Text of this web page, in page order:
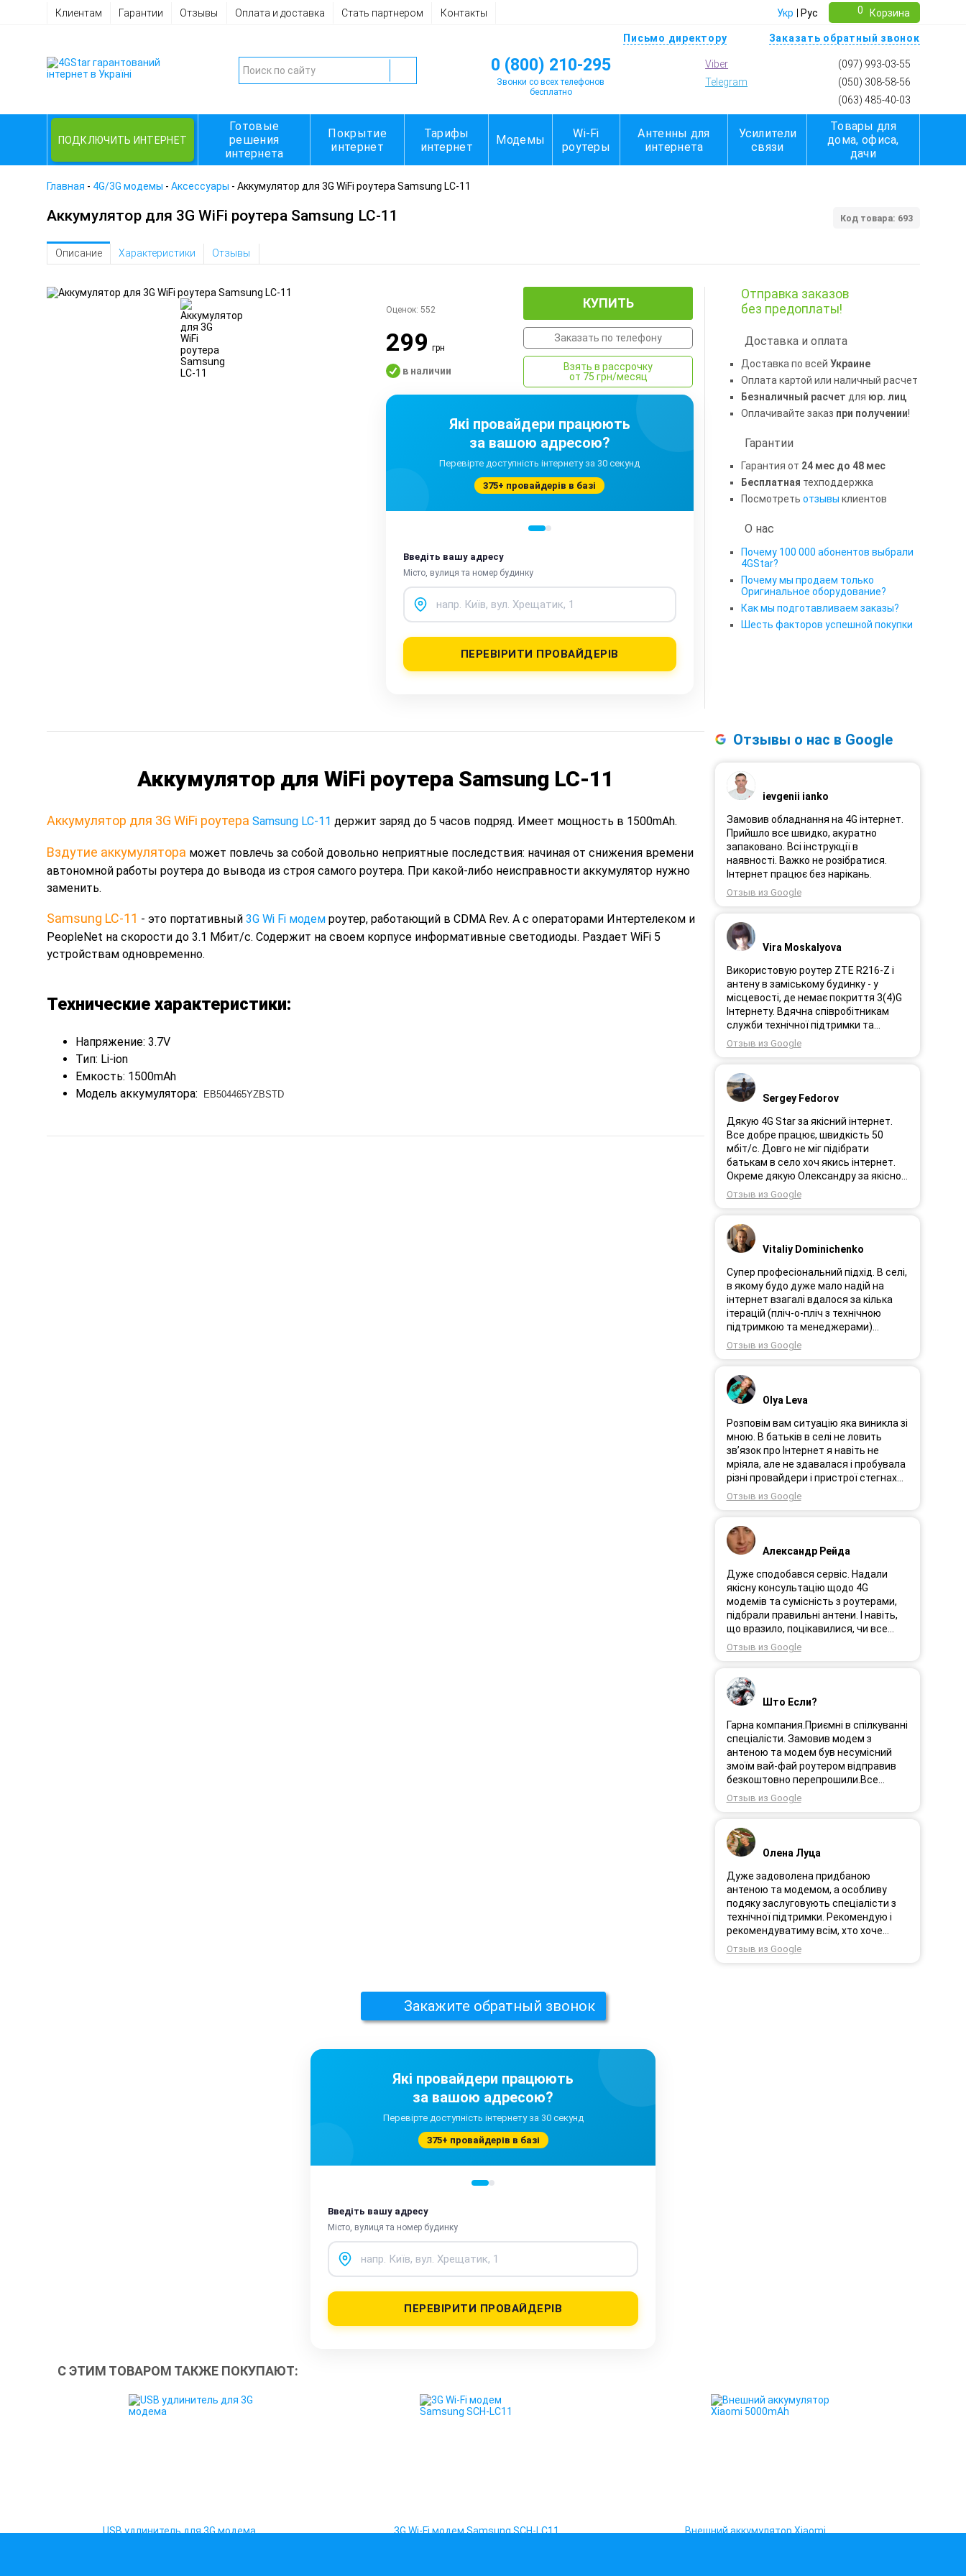
Клиентам Гарантии Отзывы Оплата и доставка Стать партнером Контакты Укр Рус 0 Корзина
Письмо директору Заказать обратный звонок
0 (800) 210-295
Звонки со всех телефонов
бесплатно
Viber
Telegram
(097) 993-03-55
(050) 308-58-56
(063) 485-40-03
ПОДКЛЮЧИТЬ ИНТЕРНЕТ
Готовые
решения
интернета
Покрытие
интернет
Тарифы
интернет
Модемы
Wi-Fi
роутеры
Антенны для
интернета
Усилители
связи
Товары для
дома, офиса,
дачи
Главная - 4G/3G модемы - Аксессуары - Аккумулятор для 3G WiFi роутера Samsung LC-11
Аккумулятор для 3G WiFi роутера Samsung LC-11 Код товара: 693
Описание Характеристики Отзывы
Оценок: 552
299грн
в наличии
КУПИТЬ
Заказать по телефону
Взять в рассрочку
от 75 грн/месяц
Які провайдери працюють
за вашою адресою?
Перевірте доступність інтернету за 30 секунд
375+ провайдерів в базі
Введіть вашу адресу
Місто, вулиця та номер будинку
ПЕРЕВІРИТИ ПРОВАЙДЕРІВ
Отправка заказов
без предоплаты!
Доставка и оплата
Доставка по всей Украине
Оплата картой или наличный расчет
Безналичный расчет для юр. лиц
Оплачивайте заказ при получении!
Гарантии
Гарантия от 24 мес до 48 мес
Бесплатная техподдержка
Посмотреть отзывы клиентов
О нас
Почему 100 000 абонентов выбрали
4GStar?
Почему мы продаем только
Оригинальное оборудование?
Как мы подготавливаем заказы?
Шесть факторов успешной покупки
Аккумулятор для WiFi роутера Samsung LC-11
Аккумулятор для 3G WiFi роутера Samsung LC-11 держит заряд до 5 часов подряд. Имеет мощность в 1500mAh.
Вздутие аккумулятора может повлечь за собой довольно неприятные последствия: начиная от снижения времени
автономной работы роутера до вывода из строя самого роутера. При какой-либо неисправности аккумулятор нужно
заменить.
Samsung LC-11 - это портативный 3G Wi Fi модемроутер, работающий в CDMA Rev. A с операторами Интертелеком и
PeopleNet на скорости до 3.1 Мбит/с. Содержит на своем корпусе информативные светодиоды. Раздает WiFi 5
устройствам одновременно.
Технические характеристики:
Напряжение: 3.7V
Тип: Li-ion
Емкость: 1500mAh
Модель аккумулятора:
EB504465YZBSTD
Отзывы о нас в Google
ievgenii ianko
Замовив обладнання на 4G інтернет.
Прийшло все швидко, акуратно
запаковано. Всі інструкції в
наявності. Важко не розібратися.
Інтернет працює без нарікань.
Отзыв из Google
Vira Moskalyova
Використовую роутер ZTE R216-Z і
антену в заміському будинку - у
місцевості, де немає покриття 3(4)G
Інтернету. Вдячна співробітникам
служби технічної підтримки та
інженерам за професійне і швидке
сервісне обслуговування, ремонт і
роки після покупки я не шкодую про
прийняте тоді рішення придбати
обладнання в компанії 3G star (зараз
4G star).
Отзыв из Google
Sergey Fedorov
Дякую 4G Star за якісний інтернет.
Все добре працює, швидкість 50
мбіт/с. Довго не міг підібрати
батькам в село хоч якись інтернет.
Окреме дякую Олександру за якісно
підібране обладнання!
Отзыв из Google
Vitaliy Dominichenko
Супер професіональний підхід. В селі,
в якому будо дуже мало надій на
інтернет взагалі вдалося за кілька
ітерацій (пліч-о-пліч з технічною
підтримкою та менеджерами)
досягнути нереальної швидкості в
~20МБіт/с. Можна мріяти про більше,
результат, так як перші спроби
впиралися в максимум 4-5 МБіт/с.
Спробували усіх можливих
операторів, обертав десятки разів
антену, змінили один раз модем з
невеликою доплатою і вдалося
неможливе :) Дякую вам! Безумовно
вдячний і радий знайомству.
Отзыв из Google
Olya Leva
Розповім вам ситуацію яка виникла зі
мною. В батьків в селі не ловить
зв’язок про Інтернет я навіть не
мріяла, але не здавалася і пробувала
різні провайдери і пристрої стегнах
був дуже слабким або взагалі
відсутній. І ось я в Інтернеті побачила
підкорило це тестовий період 1 міс, я
вирішила спробувати ще раз.
Надіслала заявку зімною зв’язалася
менеджер Олеся дуже привітна
дівчина розповіла все детально і
порадила хороший пристрій.
Замовлення прийшло через день і я
поїхала встановлювати інтернет.
Олеся була на зв’язоку і все
допомагала. І ось інтернет працює як
вмісті все супер. Я дуже задоволена.
Дякую менеджеру Олесі яка
турботу. Дякую. Рекомендую .
Отзыв из Google
Александр Рейда
Дуже сподобався сервіс. Надали
якісну консультацію щодо 4G
модемів та сумісність з роутерами,
підбрали правильні антени. І навіть,
що вразило, поцікавилися, чи все
гаразд після впровадження
обладнання в експлуатацію та чи
Дуже рекомендую!
Отзыв из Google
Што Если?
Гарна компания.Приємні в спілкуванні
спеціалісти. Замовив модем з
антеною та модем був несумісний
змоїм вай-фай роутером відправив
безкоштовно перепрошили.Все
працює.
Отзыв из Google
Олена Луца
Дуже задоволена придбаною
антеною та модемом, а особливу
подяку заслуговують спеціалісти з
технічної підтримки. Рекомендую і
рекомендуватиму всім, хто хоче
користуватись безпровідним
Отзыв из Google
Закажите обратный звонок
Які провайдери працюють
за вашою адресою?
Перевірте доступність інтернету за 30 секунд
375+ провайдерів в базі
Введіть вашу адресу
Місто, вулиця та номер будинку
ПЕРЕВІРИТИ ПРОВАЙДЕРІВ
С ЭТИМ ТОВАРОМ ТАКЖЕ ПОКУПАЮТ:
USB удлинитель для 3G модема 3G Wi-Fi модем Samsung SCH-LC11
Внешний аккумулятор Xiaomi